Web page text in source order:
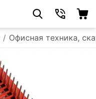
/ Офисная техника,